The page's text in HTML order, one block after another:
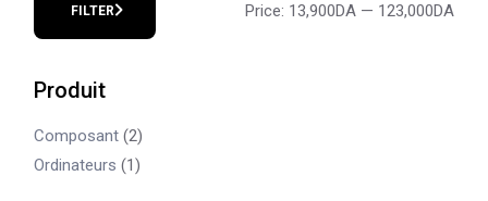
price
price
FILTER Price: 13,900DA— 123,000DA
Produit
Composant (2)
Ordinateurs (1)